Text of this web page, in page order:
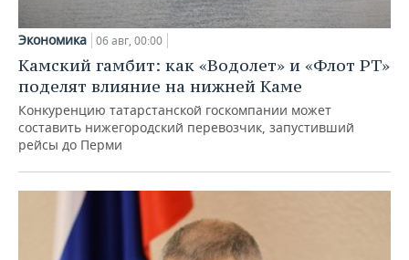
Экономика 06 авг, 00:00
Камский гамбит: как «Водолет» и «Флот РТ»
поделят влияние на нижней Каме
Конкуренцию татарстанской госкомпании может
составить нижегородский перевозчик, запустивший
рейсы до Перми